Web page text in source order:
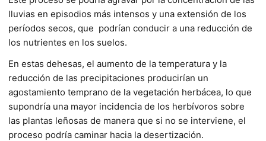
lluvias en episodios más intensos y una extensión de los
períodos secos, que podrían conducir a una reducción de
los nutrientes en los suelos.
En estas dehesas, el aumento de la temperatura y la
reducción de las precipitaciones producirían un
agostamiento temprano de la vegetación herbácea, lo que
supondría una mayor incidencia de los herbívoros sobre
las plantas leñosas de manera que si no se interviene, el
proceso podría caminar hacia la desertización.